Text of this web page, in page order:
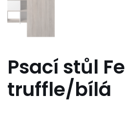
Psací stůl
truffle/bílá